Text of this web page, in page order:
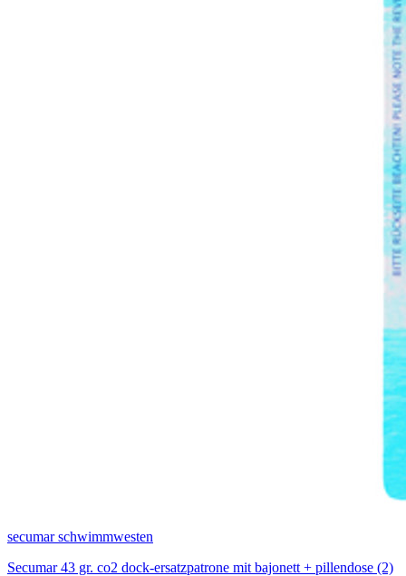
secumar schwimmwesten
Secumar 43 gr. co2 dock-ersatzpatrone mit bajonett + pillendose (2)